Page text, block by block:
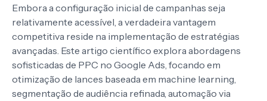
Embora a configuração inicial de campanhas seja
relativamente acessível, a verdadeira vantagem
competitiva reside na implementação de estratégias
avançadas. Este artigo científico explora abordagens
sofisticadas de PPC no Google Ads, focando em
otimização de lances baseada em machine learning,
segmentação de audiência refinada, automação via